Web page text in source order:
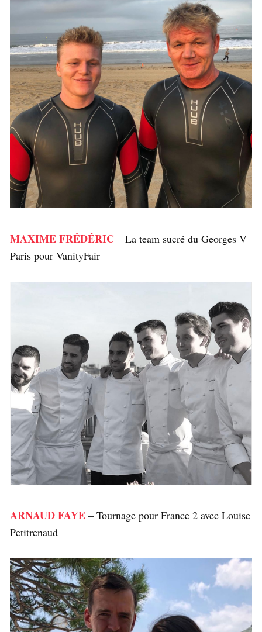
MAXIME FRÉDÉRIC – La team sucré du Georges V
Paris pour VanityFair
ARNAUD FAYE – Tournage pour France 2 avec Louise
Petitrenaud